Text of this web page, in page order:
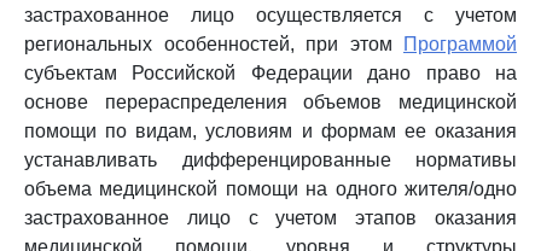
застрахованное лицо осуществляется с учетом
региональных особенностей, при этом
Программой
субъектам Российской Федерации дано право на
основе перераспределения объемов медицинской
помощи по видам, условиям и формам ее оказания
устанавливать дифференцированные нормативы
объема медицинской помощи на одного жителя/одно
застрахованное лицо с учетом этапов оказания
медицинской помощи, уровня и структуры